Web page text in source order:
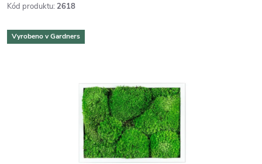
Kód produktu: 2618
Vyrobeno v Gardners